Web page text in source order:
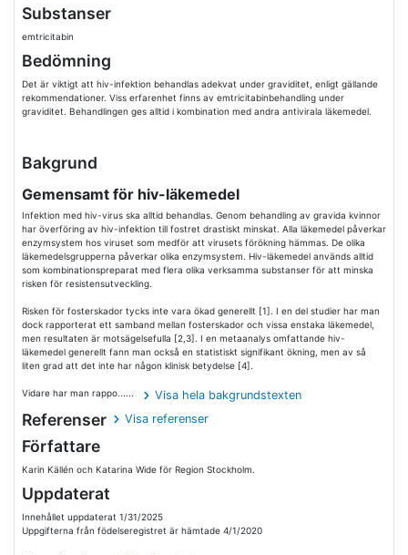
Substanser
emtricitabin
Bedömning
Det är viktigt att hiv-infektion behandlas adekvat under graviditet, enligt gällande
rekommendationer. Viss erfarenhet finns av emtricitabinbehandling under
graviditet. Behandlingen ges alltid i kombination med andra antivirala läkemedel.
Bakgrund
Gemensamt för hiv-läkemedel
Infektion med hiv-virus ska alltid behandlas. Genom behandling av gravida kvinnor
har överföring av hiv-infektion till fostret drastiskt minskat. Alla läkemedel påverkar
enzymsystem hos viruset som medför att virusets förökning hämmas. De olika
läkemedelsgrupperna påverkar olika enzymsystem. Hiv-läkemedel används alltid
som kombinationspreparat med flera olika verksamma substanser för att minska
risken för resistensutveckling.
Risken för fosterskador tycks inte vara ökad generellt [1]. I en del studier har man
dock rapporterat ett samband mellan fosterskador och vissa enstaka läkemedel,
men resultaten är motsägelsefulla [2,3]. I en metaanalys omfattande hiv-
läkemedel generellt fann man också en statistiskt signifikant ökning, men av så
liten grad att det inte har någon klinisk betydelse [4].
Vidare har man rappo...... Visa hela bakgrundstexten
Referenser Visa referenser
Författare
Karin Källén och Katarina Wide för Region Stockholm.
Uppdaterat
Innehållet uppdaterat 1/31/2025
Uppgifterna från födelseregistret är hämtade 4/1/2020